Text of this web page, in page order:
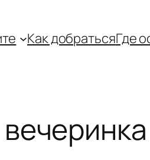
Как добратьсяГде